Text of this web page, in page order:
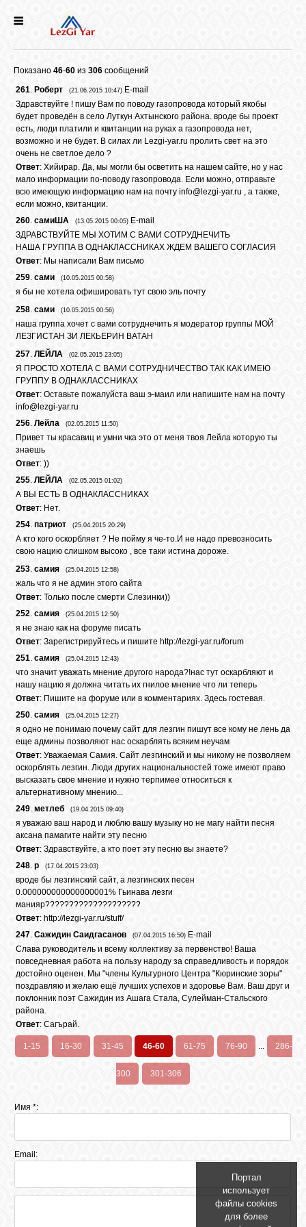
ИСТОРИЯ
КУЛЬТУРА
ГОЛОС
ЛЕЗГИН
НАРОДЫ
БИБЛИОТЕКА
ФОРУМ
ГОСТЕВАЯ
О САЙТЕ
ФОТО
ВИДЕО
МУЗЫКА
САЙТЫ
ВОПРОСЫ /
КОНТАКТЫ
ВХОД
RSS
VK
GOOGLE+
TWITTER
FACEBOOK
Показано 46-60 из 306 сообщений
261. Роберт (21.06.2015 10:47) E-mail
Здравствуйте ! пишу Вам по поводу газопровода который якобы
будет проведён в село Луткун Ахтынского района. вроде бы проект
есть, люди платили и квитанции на руках а газопровода нет,
возможно и не будет. В силах ли Lezgi-yar.ru пролить свет на это
очень не светлое дело ?
Ответ: Хийирар. Да, мы могли бы осветить на нашем сайте, но у нас
мало информации по-поводу газопровода. Если можно, отправьте
всю имеющую информацию нам на почту info@lezgi-yar.ru , а также,
если можно, квитанции.
260. самиША (13.05.2015 00:05) E-mail
ЗДРАВСТВУЙТЕ МЫ ХОТИМ С ВАМИ СОТРУДНЕЧИТЬ
НАША ГРУППА В ОДНАКЛАССНИКАХ ЖДЕМ ВАШЕГО СОГЛАСИЯ
Ответ: Мы написали Вам письмо
259. сами (10.05.2015 00:58)
я бы не хотела офишировать тут свою эль почту
258. сами (10.05.2015 00:56)
наша группа хочет с вами сотруднечить я модератор группы МОЙ
ЛЕЗГИСТАН ЗИ ЛЕКЬЕРИН ВАТАН
257. ЛЕЙЛА (02.05.2015 23:05)
Я ПРОСТО ХОТЕЛА С ВАМИ СОТРУДНИЧЕСТВО ТАК КАК ИМЕЮ
ГРУППУ В ОДНАКЛАССНИКАХ
Ответ: Оставьте пожалуйста ваш э-маил или напишите нам на почту
info@lezgi-yar.ru
256. Лейла (02.05.2015 11:50)
Привет ты красавиц и умни чка это от меня твоя Лейла которую ты
знаешь
Ответ: ))
255. ЛЕЙЛА (02.05.2015 01:02)
А ВЫ ЕСТЬ В ОДНАКЛАССНИКАХ
Ответ: Нет.
254. патриот (25.04.2015 20:29)
А кто кого оскорбляет ? Не пойму я че-то.И не надо превозносить
свою нацию слишком высоко , все таки истина дороже.
253. самия (25.04.2015 12:58)
жаль что я не админ этого сайта
Ответ: Только после смерти Слезинки))
252. самия (25.04.2015 12:50)
я не знаю как на форуме писать
Ответ: Зарегистрируйтесь и пишите http://lezgi-yar.ru/forum
251. самия (25.04.2015 12:43)
что значит уважать мнение другого народа?!нас тут оскарбляют и
нашу нацию я должна читать их гнилое мнение что ли теперь
Ответ: Пишите на форуме или в комментариях. Здесь гостевая.
250. самия (25.04.2015 12:27)
я одно не понимаю почему сайт для лезгин пишут все кому не лень да
еще админы позволяют нас оскарблять всяким неучам
Ответ: Уважаемая Самия. Сайт лезгинский и мы никому не позволяем
оскорблять лезгин. Люди других национальностей тоже имеют право
высказать свое мнение и нужно терпимее относиться к
альтернативному мнению...
249. метлеб (19.04.2015 09:40)
я уважаю ваш народ и люблю вашу музыку но не магу найти песня
аксана памагите найти эту песню
Ответ: Здравствуйте, а кто поет эту песню вы знаете?
248. р (17.04.2015 23:03)
вроде бы лезгинский сайт, а лезгинских песен
0.000000000000000001% Гьинава лезги
манияр????????????????????
Ответ: http://lezgi-yar.ru/stuff/
247. Сажидин Саидгасанов (07.04.2015 16:50) E-mail
Слава руководитель и всему коллективу за первенство! Ваша
повседневная работа на пользу народу за справедливость и порядок
достойно оценен. Мы "члены Культурного Центра "Кюринские зоры"
поздравляю и желаю ещё лучших успехов и здоровье Вам. Ваш друг и
поклонник поэт Сажидин из Ашага Стала, Сулейман-Стальского
района.
Ответ: Сагърай.
1-15 16-30 31-45 46-60 61-75 76-90 ... 286-
300 301-306
Имя *:
Email:
Портал
использует
файлы cookies
для более